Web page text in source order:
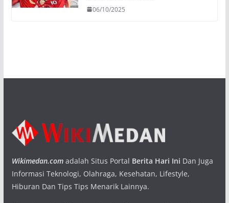
06/10/2025
Wikimedan.comadalah Situs Portal Berita Hari Ini Dan Juga
Informasi Teknologi, Olahraga, Kesehatan, Lifestyle,
Hiburan Dan Tips Tips Menarik Lainnya.